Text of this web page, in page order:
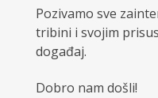
Pozivamo sve
tribini i svojim
događaj.
Dobro nam došli!